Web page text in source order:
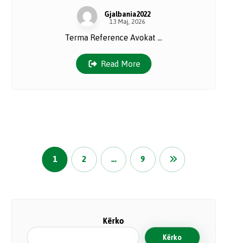
Gjalbania2022
13 Maj, 2026
Terma Reference Avokat ...
Read More
1 2 … 9
Kërko
Kërko